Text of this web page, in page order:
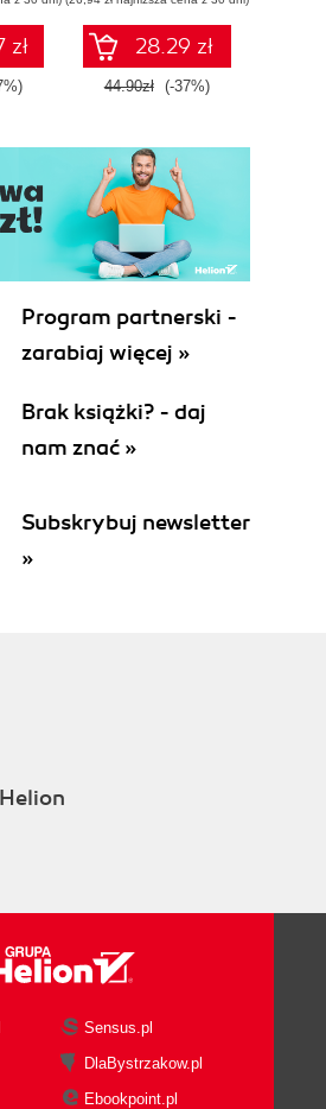
zł 28.29 zł
44.90zł (-37%)
Program partnerski -
zarabiaj więcej »
Brak książki? - daj
nam znać »
Subskrybuj newsletter
»
Sensus.pl
DlaBystrzakow.pl
Ebookpoint.pl